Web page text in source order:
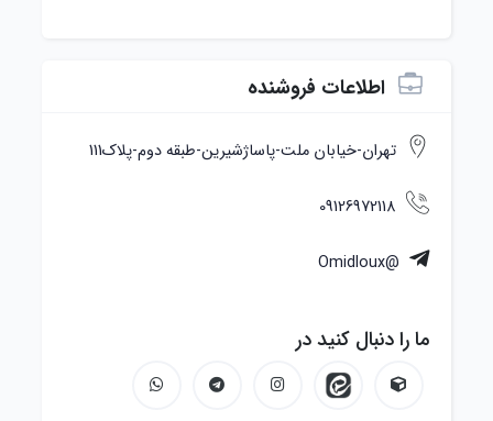
اطلاعات فروشنده
تهران-خیابان ملت-پاساژشیرین-طبقه دوم-پلاک111
09126972118
@Omidloux
ما را دنبال کنید در